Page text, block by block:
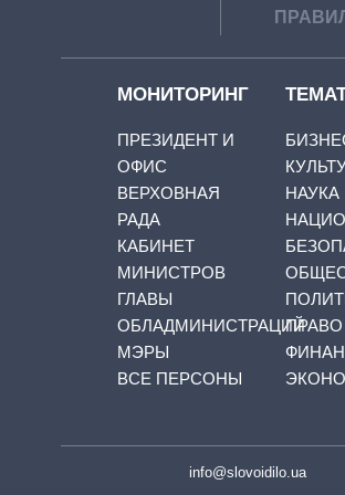
МОНИТОРИНГ
ПРЕЗИДЕНТ И
ОФИС
ВЕРХОВНАЯ
РАДА
КАБИНЕТ
МИНИСТРОВ
ГЛАВЫ
ОБЛАДМИНИСТРАЦИЙ
МЭРЫ
ВСЕ ПЕРСОНЫ
НАУКА
ПРАВО
info@slovoidilo.ua